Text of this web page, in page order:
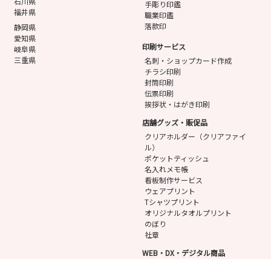
福井県
静岡県
愛知県
岐阜県
三重県
手彫り印鑑
職業印鑑
落款印
印刷サービス
名刺・ショップカード作成
チラシ印刷
封筒印刷
伝票印刷
挨拶状・はがき印刷
店舗グッズ・販促品
クリアホルダー（クリアファイ
ル）
ポケットティッシュ
名入れメモ帳
看板制作サービス
ウェアプリント
Tシャツプリント
オリジナルタオルプリント
のぼり
社章
WEB・DX・デジタル商品